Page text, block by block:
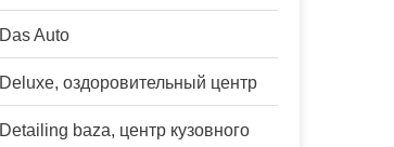
Das Auto
Deluxe, оздоровительный центр
Detailing baza, центр кузовного